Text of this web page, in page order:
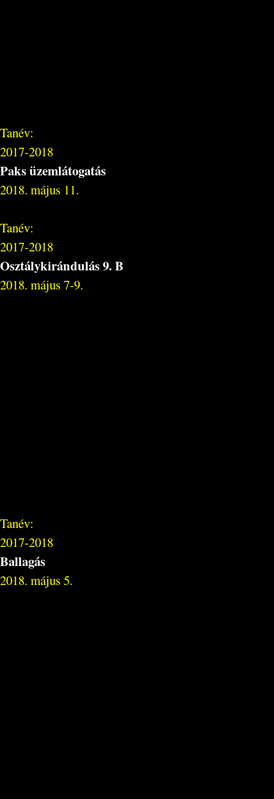
Tanév:
2017-2018
Paks üzemlátogatás
2018. május 11.
Tanév:
2017-2018
Osztálykirándulás 9. B
2018. május 7-9.
Tanév:
2017-2018
Ballagás
2018. május 5.